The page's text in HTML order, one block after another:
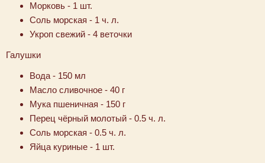
Морковь - 1 шт.
Соль морская - 1 ч. л.
Укроп свежий - 4 веточки
Галушки
Вода - 150 мл
Масло сливочное - 40 г
Мука пшеничная - 150 г
Перец чёрный молотый - 0.5 ч. л.
Соль морская - 0.5 ч. л.
Яйца куриные - 1 шт.